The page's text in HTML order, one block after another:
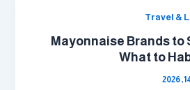
Travel &
7 Mayonnaise Brands
What to